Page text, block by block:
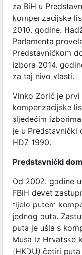
za BiH u
kompenzacijske
2010. godine.
Parlamenta
Predstavničkom
izbora 2014.
za taj nivo vlasti.
Vinko Zorić je prvi
kompenzacijske
sljedećim
je u Predstavnički
HDZ 1990.
Predstavnički
Od 2002. godine
FBiH devet
tijelo putem
jednog puta.
puta je ušla s
Musa iz Hrvatske
(HKDU) četiri